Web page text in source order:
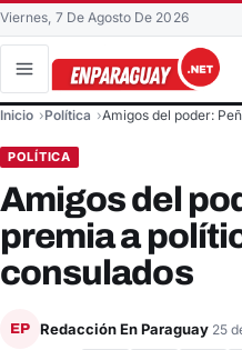
Viernes, 7 De Agosto De 2026
Buscar en el sitio
Inicio Política Amigos del poder:
POLÍTICA
Amigos del
premia a
consulados
EP Redacción En Paraguay 25